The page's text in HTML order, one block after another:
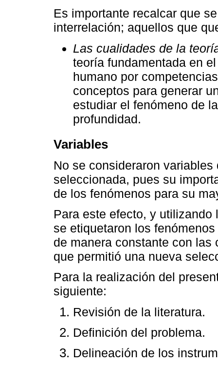
Es importante recalcar que
interrelación; aquellos que
Las cualidades de la
teoría fundamentada en
humano por
conceptos para generar
estudiar el fenómeno de
profundidad.
Variables
No se consideraron
seleccionada, pues su
de los fenómenos para su
Para este efecto, y
se etiquetaron los
de manera constante con
que permitió una nueva
Para la realización del
siguiente:
Revisión de la literatura.
Definición del problema.
Delineación de los